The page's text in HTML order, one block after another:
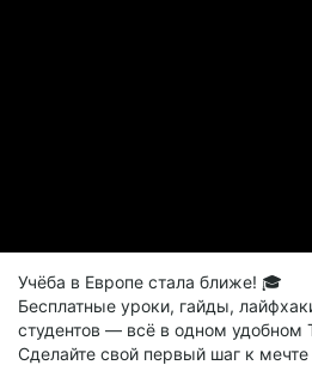
Учёба в Европе стала ближе! 🎓
Бесплатные уроки, гайды,
студентов — всё в одном
Cделайте свой первый шаг к